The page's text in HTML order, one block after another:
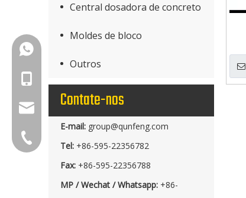
Central dosadora de concreto
Moldes de bloco
Outros
Contate-nos
E-mail: group@qunfeng.com
Tel: +86-595-22356782
Fax: +86-595-22356788
MP / Wechat / Whatsapp: +86-
group@qunfeng.com